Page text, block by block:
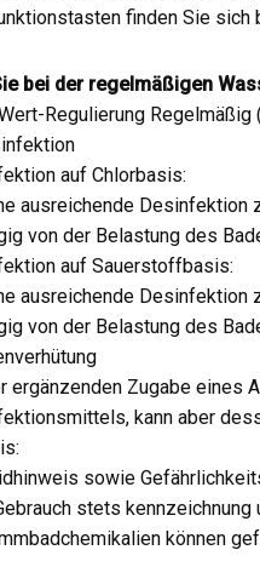
finden Sie sich
bei der regelmäßigen
Regulierung
auf Chlorbasis:
ausreichende Desinfektion
von der Belastung des
auf Sauerstoffbasis:
ausreichende
von der Belastung des
ergänzenden Zugabe eines
kann aber
sowie
stets
können